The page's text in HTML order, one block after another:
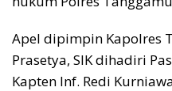
Apel dipimpin Kapolres
Prasetya, SIK dihadiri
Kapten Inf. Redi